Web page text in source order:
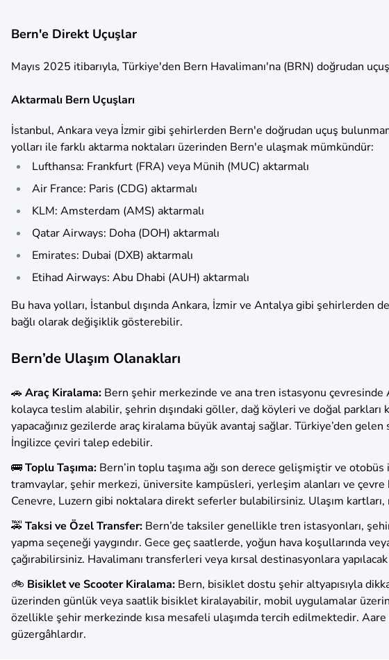
Bern'e Direkt Uçuşlar
Mayıs 2025 itibarıyla, Türkiye'den Bern Havalimanı'na (BRN) doğrudan
Aktarmalı Bern Uçuşları
İstanbul, Ankara veya İzmir gibi şehirlerden Bern'e doğrudan uçuş
yolları ile farklı aktarma noktaları üzerinden Bern'e ulaşmak mümkündür:
Lufthansa: Frankfurt (FRA) veya Münih (MUC) aktarmalı
Air France: Paris (CDG) aktarmalı
KLM: Amsterdam (AMS) aktarmalı
Qatar Airways: Doha (DOH) aktarmalı
Emirates: Dubai (DXB) aktarmalı
Etihad Airways: Abu Dhabi (AUH) aktarmalı
Bu hava yolları, İstanbul dışında Ankara, İzmir ve Antalya gibi şehirlerden
bağlı olarak değişiklik gösterebilir.
Bern’de Ulaşım Olanakları
🚗 Araç Kiralama: Bern şehir merkezinde ve ana tren istasyonu çevresinde
kolayca teslim alabilir, şehrin dışındaki göller, dağ köyleri ve doğal
yapacağınız gezilerde araç kiralama büyük avantaj sağlar. Türkiye’den
İngilizce çeviri talep edebilir.
🚌Toplu Taşıma: Bern’in toplu taşıma ağı son derece gelişmiştir ve
tramvaylar, şehir merkezi, üniversite kampüsleri, yerleşim alanları ve çevre
Cenevre, Luzern gibi noktalara direkt seferler bulabilirsiniz. Ulaşım
🚕 Taksi ve Özel Transfer: Bern’de taksiler genellikle tren istasyonları,
yapma seçeneği yaygındır. Gece geç saatlerde, yoğun hava koşullarında
çağırabilirsiniz. Havalimanı transferleri veya kırsal destinasyonlara
🚲 Bisiklet ve Scooter Kiralama: Bern, bisiklet dostu şehir altyapısıyla
üzerinden günlük veya saatlik bisiklet kiralayabilir, mobil uygulamalar
özellikle şehir merkezinde kısa mesafeli ulaşımda tercih edilmektedir.
güzergâhlardır.